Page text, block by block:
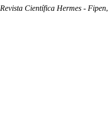
Revista Científica Hermes - Fipen,